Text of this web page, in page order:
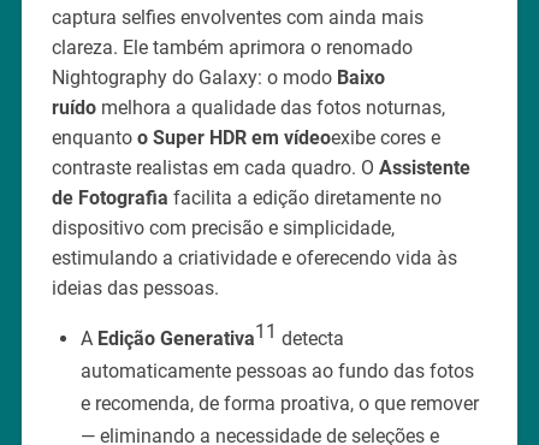
captura selfies envolventes com ainda mais
clareza. Ele também aprimora o renomado
Nightography do Galaxy: o modo Baixo
ruídomelhora a qualidade das fotos noturnas,
enquanto o Super HDR em vídeoexibe cores e
contraste realistas em cada quadro. O Assistente
de Fotografia facilita a edição diretamente no
dispositivo com precisão e simplicidade,
estimulando a criatividade e oferecendo vida às
ideias das pessoas.
A Edição Generativa11 detecta
automaticamente pessoas ao fundo das fotos
e recomenda, de forma proativa, o que remover
— eliminando a necessidade de seleções e